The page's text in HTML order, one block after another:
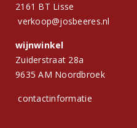
2161 BT Lisse
verkoop@josbeeres.nl
wijnwinkel
Zuiderstraat 28a
9635 AM Noordbroek
contactinformatie